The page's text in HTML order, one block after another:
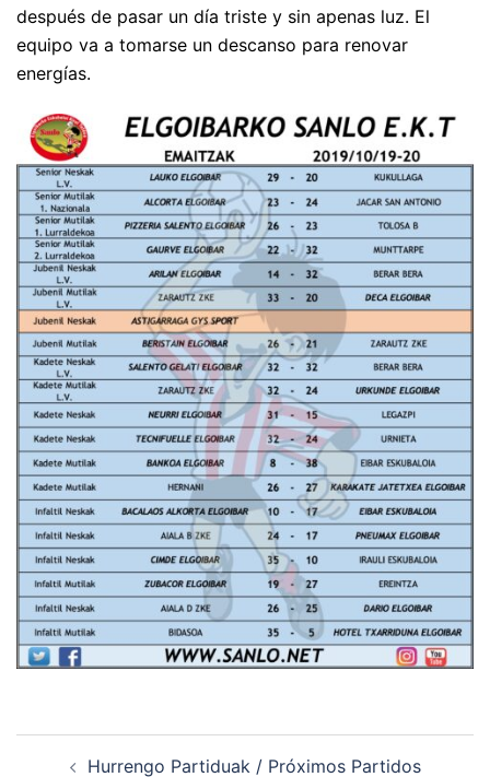
después de pasar un día triste y sin apenas luz. El
equipo va a tomarse un descanso para renovar
energías.
Hurrengo Partiduak / Próximos Partidos